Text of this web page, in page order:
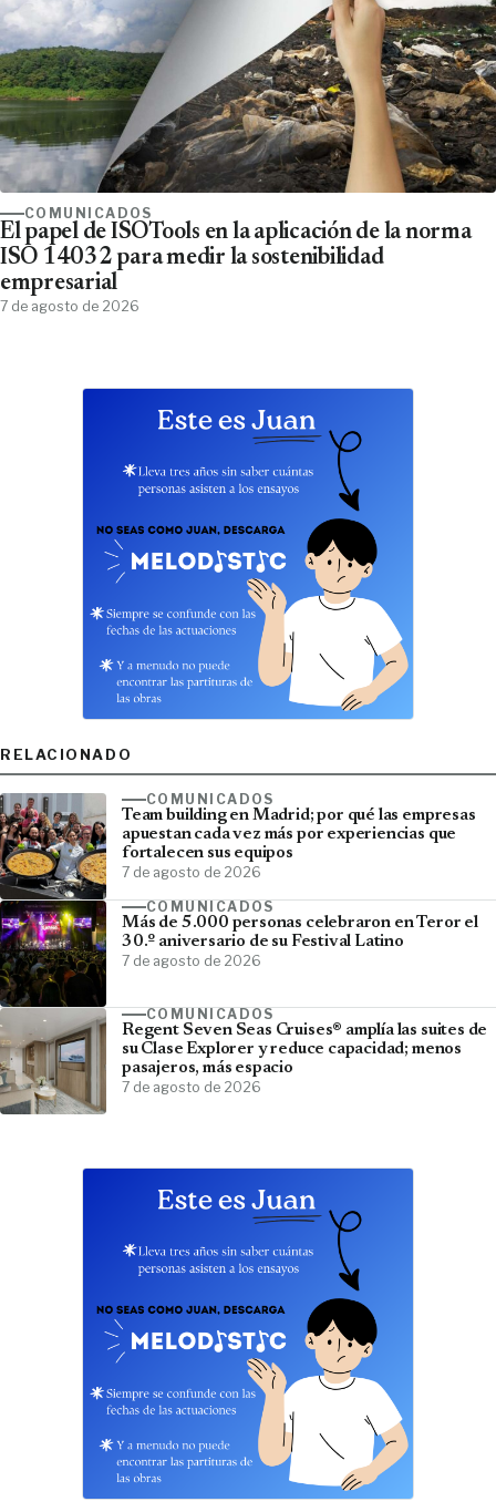
COMUNICADOS
El papel de ISOTools en la aplicación de la norma
ISO 14032 para medir la sostenibilidad
empresarial
7 de agosto de 2026
RELACIONADO
COMUNICADOS
Team building en Madrid; por qué las empresas
apuestan cada vez más por experiencias que
fortalecen sus equipos
7 de agosto de 2026
COMUNICADOS
Más de 5.000 personas celebraron en Teror el
30.º aniversario de su Festival Latino
7 de agosto de 2026
COMUNICADOS
Regent Seven Seas Cruises® amplía las suites de
su Clase Explorer y reduce capacidad; menos
pasajeros, más espacio
7 de agosto de 2026